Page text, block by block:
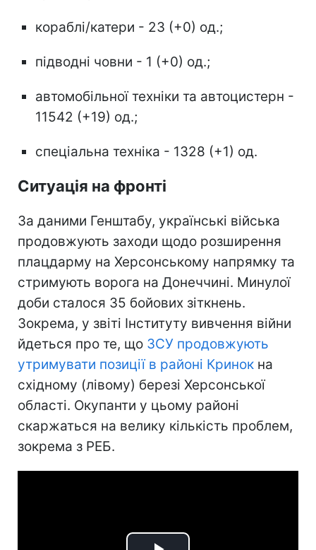
кораблі/катери - 23 (+0) од.;
підводні човни - 1 (+0) од.;
автомобільної техніки та автоцистерн -
11542 (+19) од.;
спеціальна техніка - 1328 (+1) од.
Ситуація на фронті
За даними Генштабу, українські війська
продовжують заходи щодо розширення
плацдарму на Херсонському напрямку та
стримують ворога на Донеччині. Минулої
доби сталося 35 бойових зіткнень.
Зокрема, у звіті Інституту вивчення війни
йдеться про те, що ЗСУ продовжують
утримувати позиції в районі Кринок на
східному (лівому) березі Херсонської
області. Окупанти у цьому районі
скаржаться на велику кількість проблем,
зокрема з РЕБ.